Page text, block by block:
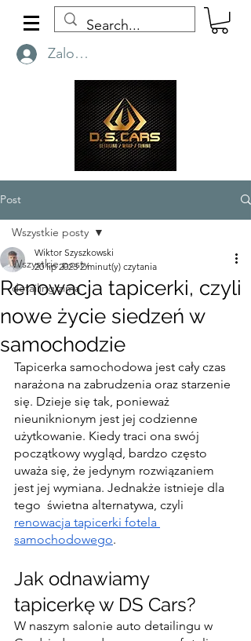
Zaloguj się
Post
Wszystkie posty
detailing zimą
Wszystkie posty
Renowacja tapicerki, czyli
nowe życie siedzeń w
samochodzie
Wiktor Szyszkowski
20 lip 2023 2 minut(y) czytania
Tapicerka samochodowa jest cały czas
narażona na zabrudzenia oraz starzenie
się. Dzieje się tak, ponieważ
nieuniknionym jest jej codzienne
użytkowanie. Kiedy traci ona swój
początkowy wygląd, bardzo często
uważa się, że jedynym rozwiązaniem
jest jej wymiana. Jednakże istnieje dla
tego  świetna alternatywa, czyli
renowacja tapicerki fotela
samochodowego.
Jak odnawiamy
tapicerkę w DS Cars?
W naszym salonie auto detailingu w